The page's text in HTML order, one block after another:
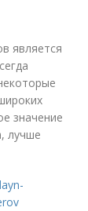
является
значение
лучше